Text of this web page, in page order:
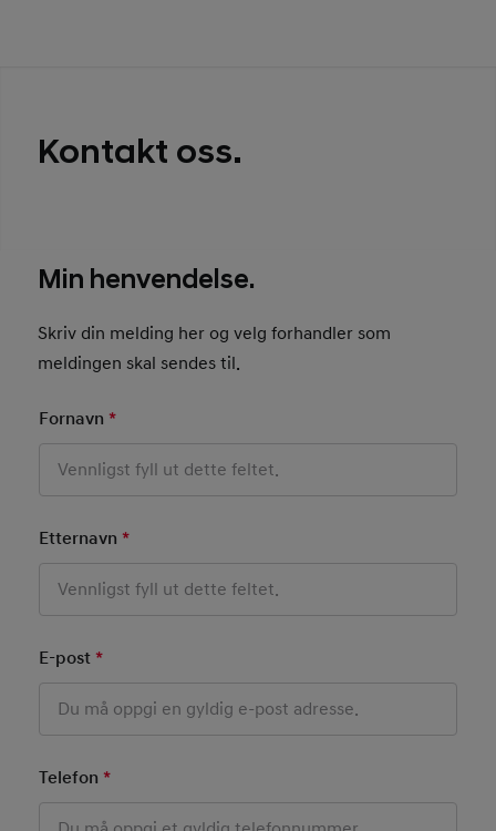
Kontakt oss.
Min henvendelse.
Skriv din melding her og velg forhandler som
meldingen skal sendes til.
Basic User Info
Fornavn *Mandatory Field
Etternavn *Mandatory Field
E-post *Mandatory Field
Telefon *Mandatory Field